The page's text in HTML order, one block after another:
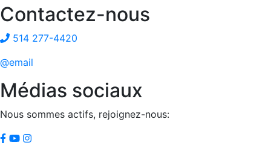
Contactez-nous
514 277-4420
@email
Médias sociaux
Nous sommes actifs, rejoignez-nous: